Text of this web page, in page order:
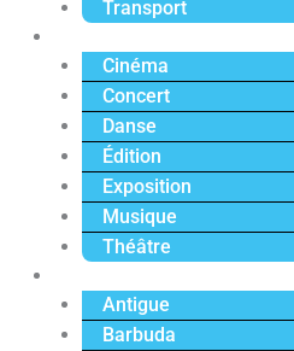
Transport
Cinéma
Concert
Danse
Édition
Exposition
Musique
Théâtre
Antigue
Barbuda